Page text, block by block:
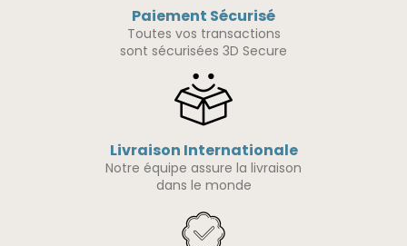
Paiement Sécurisé
Toutes vos transactions
sont sécurisées 3D Secure
Livraison Internationale
Notre équipe assure la livraison
dans le monde